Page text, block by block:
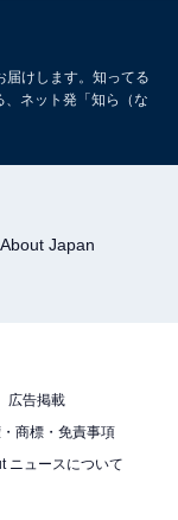
届けします。知ってる
ネット発「知ら（な
Japan
広告掲載
商標・免責事項
ニュースについて